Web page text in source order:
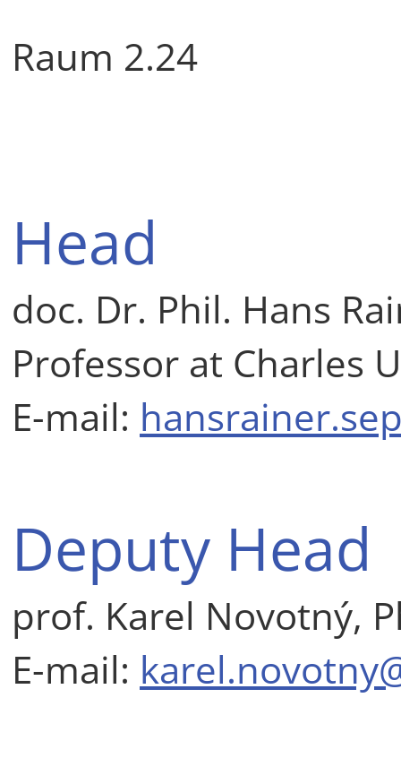
Raum 2.24
Head
doc. Dr. Phil. Hans
Professor at Charles
E-mail:
Deputy Head
prof. Karel Novotný,
E-mail: